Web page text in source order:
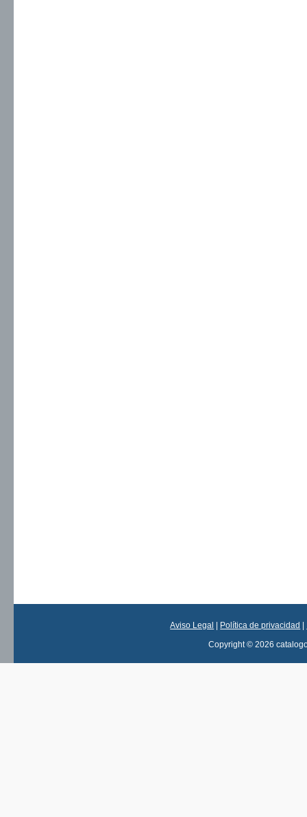
Aviso Legal Política de privacidad
Copyright © 2026